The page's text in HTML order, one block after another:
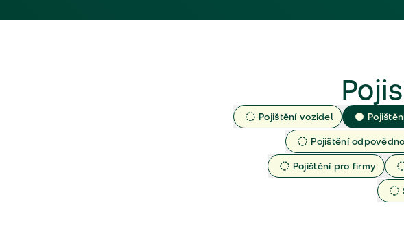
Pojištění vozidel
Pojištění
Pojištění pro firmy